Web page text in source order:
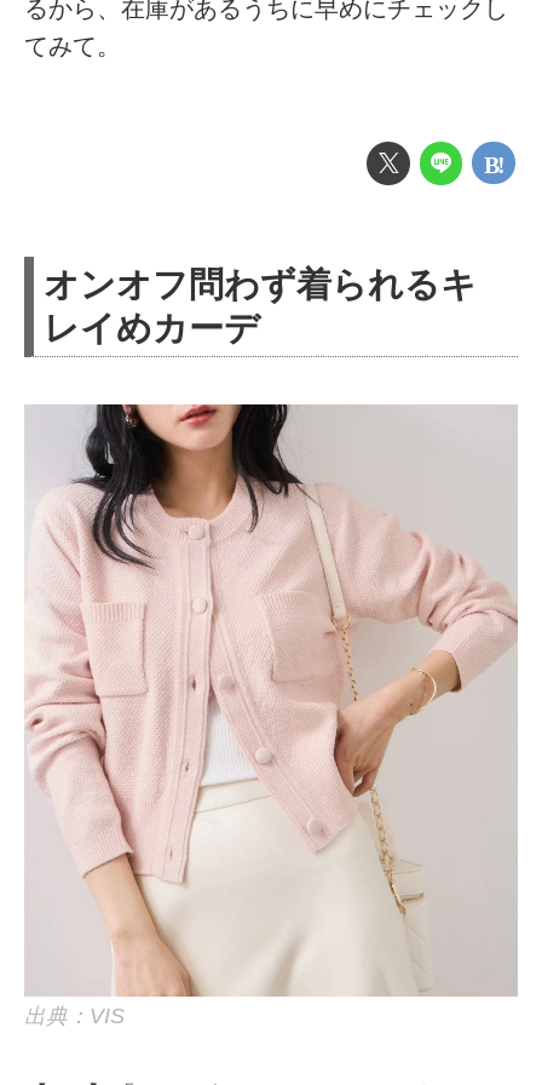
るから、在庫があるうちに早めにチェックし
てみて。
オンオフ問わず着られるキ
レイめカーデ
出典：VIS